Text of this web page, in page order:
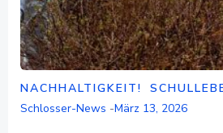
NACHHALTIGKEIT!
Schlosser-News -März 13, 2026